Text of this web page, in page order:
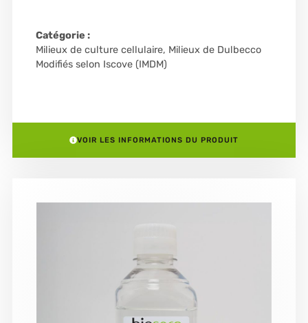
Catégorie :
Milieux de culture cellulaire, Milieux de Dulbecco
Modifiés selon Iscove (IMDM)
VOIR LES INFORMATIONS DU PRODUIT